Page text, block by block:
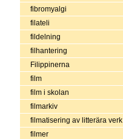
fibromyalgi
filateli
fildelning
filhantering
Filippinerna
film
film i skolan
filmarkiv
filmatisering av litterära verk
filmer